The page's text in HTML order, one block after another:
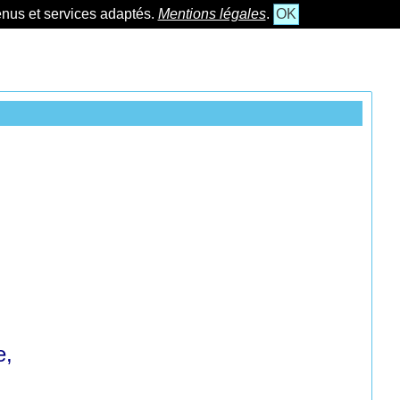
et services adaptés. Mentions légales. OK